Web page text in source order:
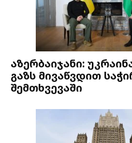
აზერბაიჯანი:
გაზს მივაწვდით
შემთხვევაში